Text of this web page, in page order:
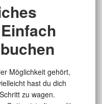
Möglichkeit gehört,
hast du dich
zu wagen.